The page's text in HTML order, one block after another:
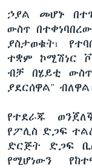
ኃያል መሆኑ
ውስጥ
ያስታወቁት፣
ተቋም ኮሚሽነር
ብቻ በሄይቲ
ያደርሰዋል"
የተደራጁ
የፖሊስ ድጋፍ
ድርጅት ድጋፍ
የሚሆነውን